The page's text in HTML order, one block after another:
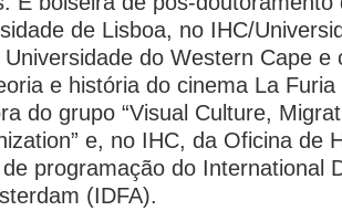
de Lisboa, no IHC/
do Western Cape e
e história do cinema La
do grupo “Visual Culture,
e, no IHC, da Oficina de
programação do International
(IDFA).